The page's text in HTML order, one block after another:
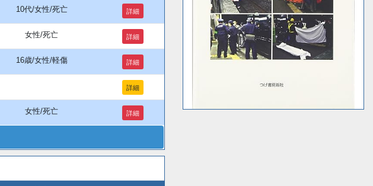
10代/女性/死亡 詳細
女性/死亡 詳細
16歳/女性/軽傷 詳細
詳細
女性/死亡 詳細